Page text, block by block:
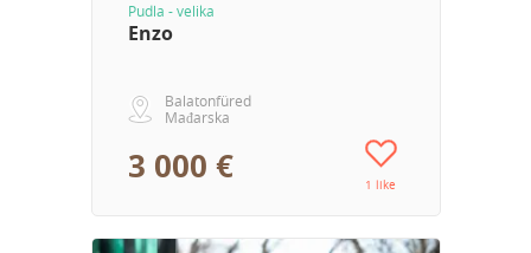
Pudla - velika
Enzo
Balatonfüred
Mađarska
3 000 € 1 like